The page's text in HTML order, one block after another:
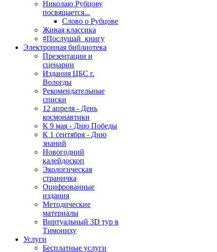
Николаю Рубцову
посвящается...
Слово о Рубцове
Живая классика
#Послушай_книгу
Электронная библиотека
Презентации и
сценарии
Издания ЦБС г.
Вологды
Рекомендательные
списки
12 апреля - День
космонавтики
К 9 мая - Дню Победы
К 1 сентября - Дню
знаний
Новогодний
калейдоскоп
Экологическая
страничка
Оцифрованные
издания
Методические
материалы
Виртуальный 3D тур в
Тимониху
Услуги
Бесплатные услуги